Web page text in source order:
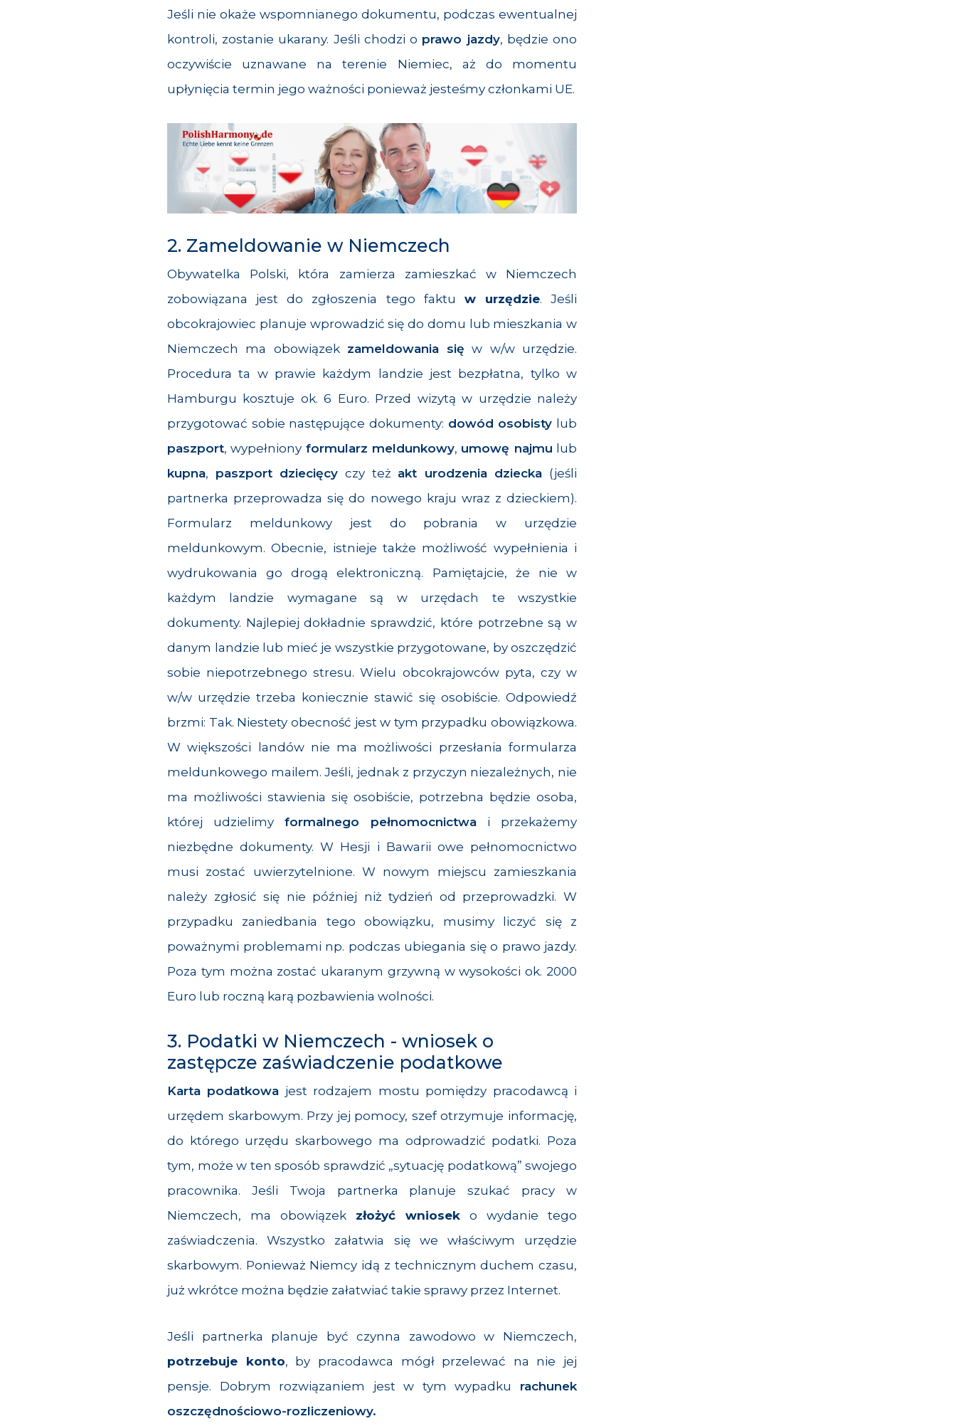
Jeśli nie okaże wspomnianego dokumentu, podczas ewentualnej
kontroli, zostanie ukarany. Jeśli chodzi o prawo jazdy, będzie ono
oczywiście uznawane na terenie Niemiec, aż do momentu
upłynięcia termin jego ważności ponieważ jesteśmy członkami UE.
2. Zameldowanie w Niemczech
Obywatelka Polski, która zamierza zamieszkać w Niemczech
zobowiązana jest do zgłoszenia tego faktu w urzędzie. Jeśli
obcokrajowiec planuje wprowadzić się do domu lub mieszkania w
Niemczech ma obowiązek zameldowania się w w/w urzędzie.
Procedura ta w prawie każdym landzie jest bezpłatna, tylko w
Hamburgu kosztuje ok. 6 Euro. Przed wizytą w urzędzie należy
przygotować sobie następujące dokumenty: dowód osobisty lub
paszport, wypełniony formularz meldunkowy, umowę najmu lub
kupna, paszport dziecięcy czy też akt urodzenia dziecka (jeśli
partnerka przeprowadza się do nowego kraju wraz z dzieckiem).
Formularz meldunkowy jest do pobrania w urzędzie
meldunkowym. Obecnie, istnieje także możliwość wypełnienia i
wydrukowania go drogą elektroniczną. Pamiętajcie, że nie w
każdym landzie wymagane są w urzędach te wszystkie
dokumenty. Najlepiej dokładnie sprawdzić, które potrzebne są w
danym landzie lub mieć je wszystkie przygotowane, by oszczędzić
sobie niepotrzebnego stresu. Wielu obcokrajowców pyta, czy w
w/w urzędzie trzeba koniecznie stawić się osobiście. Odpowiedź
brzmi: Tak. Niestety obecność jest w tym przypadku obowiązkowa.
W większości landów nie ma możliwości przesłania formularza
meldunkowego mailem. Jeśli, jednak z przyczyn niezależnych, nie
ma możliwości stawienia się osobiście, potrzebna będzie osoba,
której udzielimy formalnego pełnomocnictwa i przekażemy
niezbędne dokumenty. W Hesji i Bawarii owe pełnomocnictwo
musi zostać uwierzytelnione. W nowym miejscu zamieszkania
należy zgłosić się nie później niż tydzień od przeprowadzki. W
przypadku zaniedbania tego obowiązku, musimy liczyć się z
poważnymi problemami np. podczas ubiegania się o prawo jazdy.
Poza tym można zostać ukaranym grzywną w wysokości ok. 2000
Euro lub roczną karą pozbawienia wolności.
3. Podatki w Niemczech - wniosek o
zastępcze zaświadczenie podatkowe
Karta podatkowa jest rodzajem mostu pomiędzy pracodawcą i
urzędem skarbowym. Przy jej pomocy, szef otrzymuje informację,
do którego urzędu skarbowego ma odprowadzić podatki. Poza
tym, może w ten sposób sprawdzić „sytuację podatkową” swojego
pracownika. Jeśli Twoja partnerka planuje szukać pracy w
Niemczech, ma obowiązek złożyć wniosek o wydanie tego
zaświadczenia. Wszystko załatwia się we właściwym urzędzie
skarbowym. Ponieważ Niemcy idą z technicznym duchem czasu,
już wkrótce można będzie załatwiać takie sprawy przez Internet.
Jeśli partnerka planuje być czynna zawodowo w Niemczech,
potrzebuje konto, by pracodawca mógł przelewać na nie jej
pensje. Dobrym rozwiązaniem jest w tym wypadku rachunek
oszczędnościowo-rozliczeniowy.